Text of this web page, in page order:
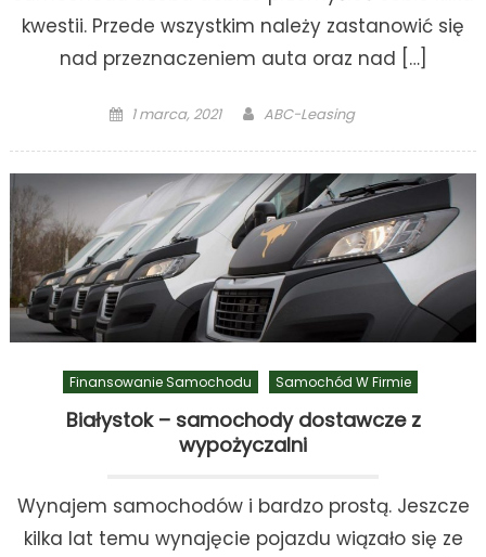
kwestii. Przede wszystkim należy zastanowić się
nad przeznaczeniem auta oraz nad […]
Posted
1 marca, 2021 Author
ABC-Leasing
Finansowanie Samochodu Samochód W Firmie
Białystok – samochody dostawcze z
wypożyczalni
Wynajem samochodów i bardzo prostą. Jeszcze
kilka lat temu wynajęcie pojazdu wiązało się ze